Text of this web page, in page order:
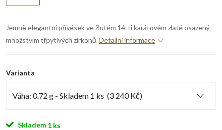
Jemně elegantní přívěsek ve žlutém 14-ti karátovém zlatě osazený
množstvím třpytivých zirkonů. Detailní informace
Varianta
Skladem 1 ks